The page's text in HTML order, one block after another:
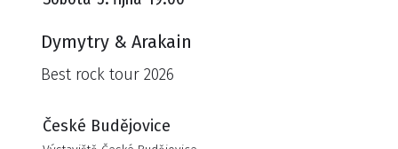
Dymytry & Arakain
Best rock tour 2026
České Budějovice